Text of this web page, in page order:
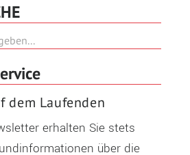
dem Laufenden
erhalten Sie stets
über die